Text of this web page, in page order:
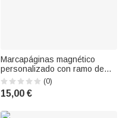
Marcapáginas magnético
personalizado con ramo de
flores y 1-7 fotos: regalo de
cumpleaños para abuelas,
ratas de biblioteca y amantes
(0)
15,00 €